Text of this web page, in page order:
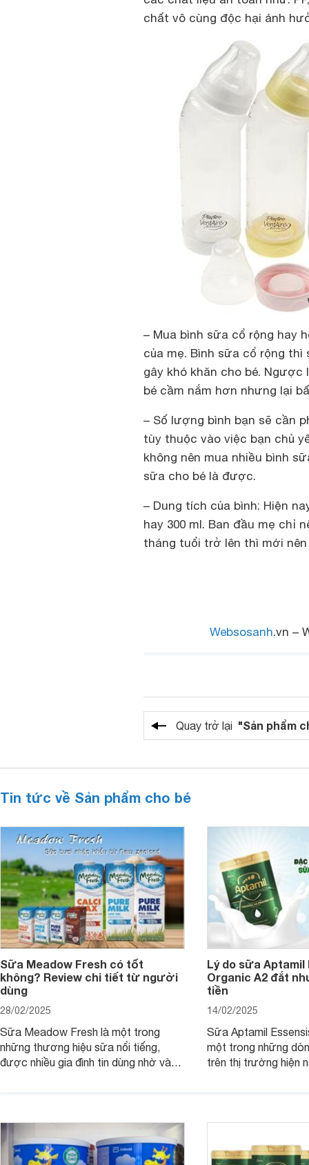
chất vô cùng độc hại ảnh
– Mua bình sữa cổ rộng hay
của mẹ. Bình sữa cổ rộng
gây khó khăn cho bé.
bé cầm nắm hơn nhưng lại
– Số lượng bình bạn sẽ cần
tùy thuộc vào việc bạn chủ
không nên mua nhiều bình
sữa cho bé là được.
– Dung tích của bình: Hiện
hay 300 ml. Ban đầu mẹ chỉ
tháng tuổi trở lên thì mới nên
Websosanh.vn –
Quay trở lại "Sản phẩm
Tin tức về Sản phẩm cho bé
Sữa Meadow Fresh có tốt
không? Review chi tiết từ người
dùng
28/02/2025
Sữa Meadow Fresh là một trong
những thương hiệu sữa nổi tiếng,
được nhiều gia đình tin dùng nhờ vào
dưỡng có gì đặc biệt? Giá sữa
Meadow Fresh trên thị trường hiện
nay ra sao? Hãy cùng tìm hiểu ngay.
Lý do sữa Aptamil
Organic A2 đắt
tiền
14/02/2025
Sữa Aptamil
một trong những
trên thị trường hiện
hơn so với các
4 yếu tố sau.